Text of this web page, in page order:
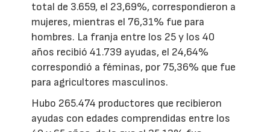
total de 3.659, el 23,69%, correspondieron a
mujeres, mientras el 76,31% fue para
hombres. La franja entre los 25 y los 40
años recibió 41.739 ayudas, el 24,64%
correspondió a féminas, por 75,36% que fue
para agricultores masculinos.
Hubo 265.474 productores que recibieron
ayudas con edades comprendidas entre los